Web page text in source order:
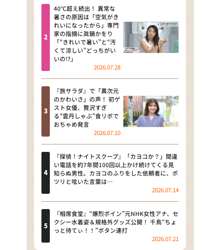
news おかえり
河合＆A.B.C-Z塚田×福井アナ
「なんでやねん！？」（news お
かえり）
DAIGOも台所 ～きょうの献立 何
にする？～
本日はダイアンなり！シーズン２
朝だ！生です旅サラダ
教えて！ニュースライブ 正義の
ミカタ
ＬＩＦＥ～夢のカタチ～
新婚さんいらっしゃい！
ポツンと一軒家
ザキ山小屋本館
40℃超え続出！ 異常な
暑さの原因は「空気がき
れいになったから」専門
家の指摘に眞鍋かをり
「“きれいで暑い”と“汚
くて涼しい”どっちがい
いの!?」
2026.07.28
『旅サラダ』で「異次元
のかわいさ」の声！ 初ゲ
スト女優、贅沢すぎ
る“雲丹しゃぶ”食リポで
おちゃめ発言
2026.07.10
『探偵！ナイトスクープ』「カヨコか？」間違
い電話を約7年間100回以上かけ続けてくる見
知らぬ男性。カヨコのふりをした依頼者に、ポ
ツリと呟いた言葉は…
2026.07.14
『相席食堂』“爆烈ボイン”元NHK女性アナ、セ
クシー水着姿＆規格外グッズ公開！ 千鳥“ちょ
っと待てぃ！！”ボタン連打
2026.07.21